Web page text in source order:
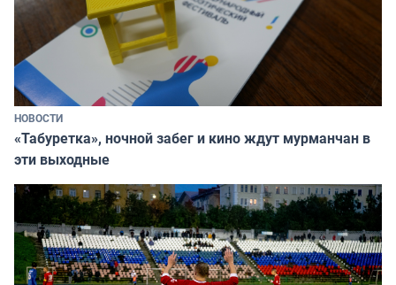
НОВОСТИ
«Табуретка», ночной забег и кино ждут мурманчан в
эти выходные